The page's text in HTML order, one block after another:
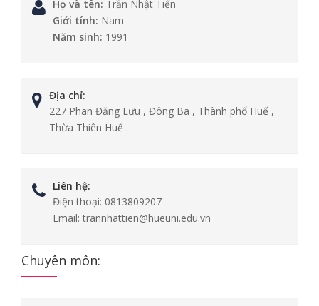
Họ và tên: Trần Nhật Tiến
Giới tính: Nam
Năm sinh: 1991
Địa chỉ:
227 Phan Đăng Lưu , Đông Ba , Thành phố Huế ,
Thừa Thiên Huế .
Liên hệ:
Điện thoại: 0813809207
Email: trannhattien@hueuni.edu.vn
Chuyên môn: